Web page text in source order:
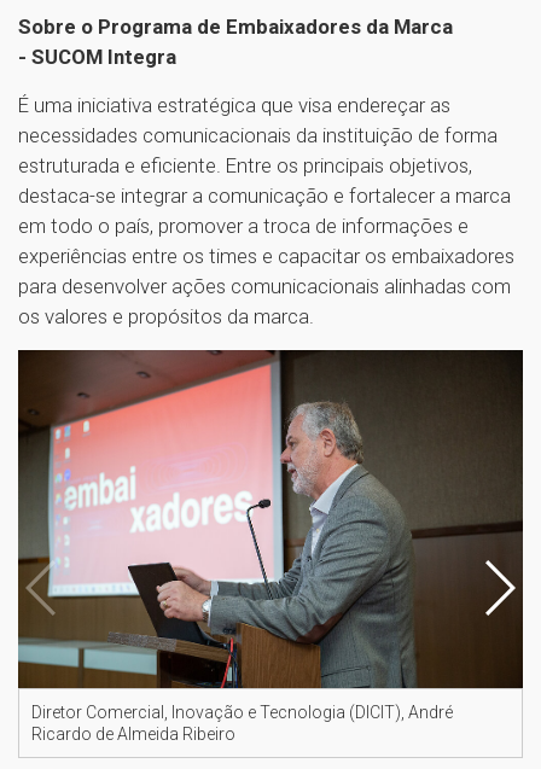
Sobre o Programa de Embaixadores da Marca
- SUCOM Integra
É uma iniciativa estratégica que visa endereçar as
necessidades comunicacionais da instituição de forma
estruturada e eficiente. Entre os principais objetivos,
destaca-se integrar a comunicação e fortalecer a marca
em todo o país, promover a troca de informações e
experiências entre os times e capacitar os embaixadores
para desenvolver ações comunicacionais alinhadas com
os valores e propósitos da marca.
Diretor Comercial, Inovação e Tecnologia (DICIT), André
Ricardo de Almeida Ribeiro